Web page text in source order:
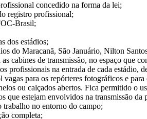
concedido na forma da lei;
registro profissional;
Brasil;
dos estádios;
do Maracanã, São Januário, Nilton
cabines de transmissão, no espaço que
profissionais na entrada de cada estádio,
para os repórteres fotográficos e
ou calçados abertos. Fica permitido o
que estejam envolvidos na transmissão
trabalho no entorno do campo;
completa;